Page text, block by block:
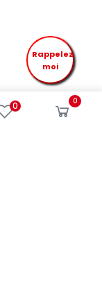
0 0
Rappelez
moi